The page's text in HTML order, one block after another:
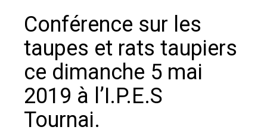
Conférence sur les
taupes et rats taupiers
ce dimanche 5 mai
2019 à l’I.P.E.S
Tournai.